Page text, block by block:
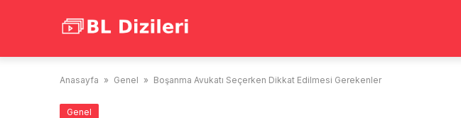
Anasayfa » Genel » Boşanma Avukatı Seçerken Dikkat Edilmesi Gerekenler
Genel